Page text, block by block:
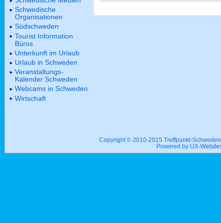
Schwedische
Organisationen
Südschweden
Tourist Information
Büros
Unterkunft im Urlaub
Urlaub in Schweden
Veranstaltungs-
Kalender Schweden
Webcams in Schweden
Wirtschaft
Copyright © 2010-2015 Treffpunkt-
Powered by UX-